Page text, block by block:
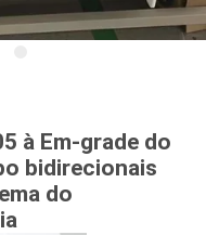
à Em-grade do
bidirecionais
do